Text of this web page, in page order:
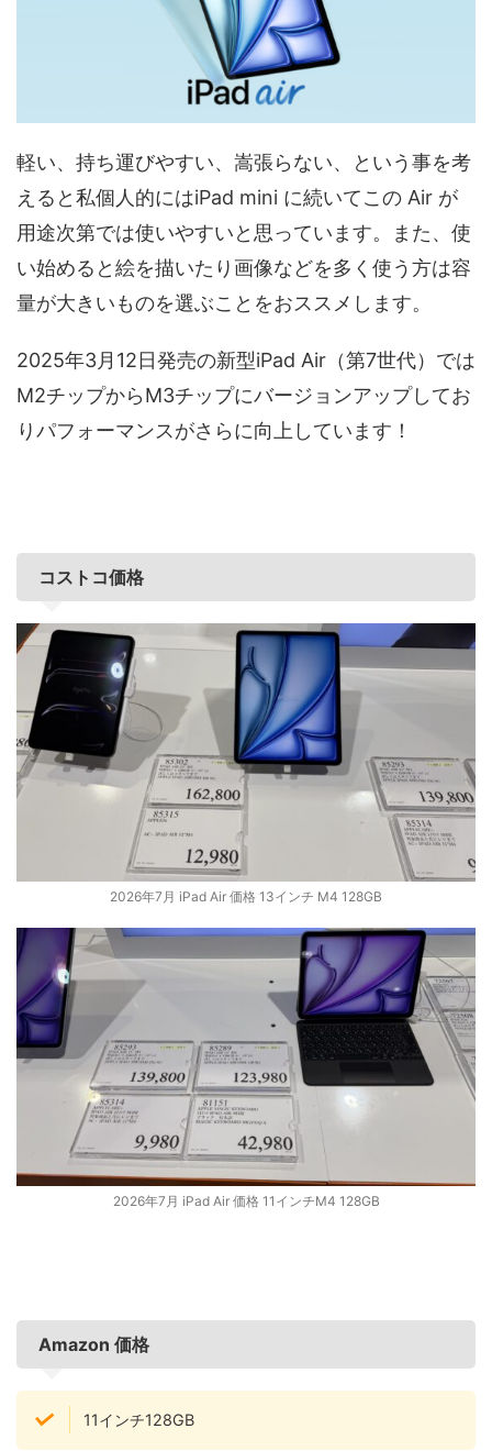
軽い、持ち運びやすい、嵩張らない、という事を考
えると私個人的にはiPad mini に続いてこの Air が
用途次第では使いやすいと思っています。また、使
い始めると絵を描いたり画像などを多く使う方は容
量が大きいものを選ぶことをおススメします。
2025年3月12日発売の新型iPad Air（第7世代）では
M2チップからM3チップにバージョンアップしてお
りパフォーマンスがさらに向上しています！
コストコ価格
2026年7月 iPad Air 価格 13インチ M4 128GB
2026年7月 iPad Air 価格 11インチM4 128GB
Amazon 価格
11インチ128GB